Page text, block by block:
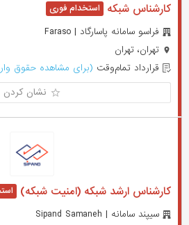
کارشناس شبکه
فراسو سامانه پاسارگاد | Faraso
تهران، تهران
قرارداد تمام‌وقت (برای مشاهده حقوق
نشان کردن
کارشناس ارشد شبکه (امنیت شبکه)
سیپند سامانه | Sipand Samaneh